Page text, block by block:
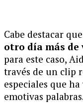
Cabe destacar que
otro día más de
para este caso,
través de un clip
especiales que
emotivas